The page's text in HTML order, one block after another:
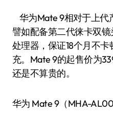
华为Mate 9相对于上代
譬如配备第二代徕卡双
处理器，保证18个月不
充。Mate 9的起售价为
还是不算贵的。
华为 Mate 9（MHA-